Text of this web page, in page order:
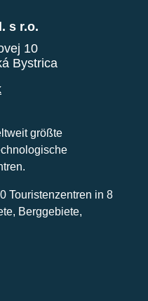
s r.o.
10
Bystrica
größte
Touristenzentren in 8
Berggebiete,